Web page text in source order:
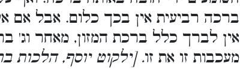
ברכה רביעית אין בכך כלום. אבל אם
אין לברך כלל ברכת המזון, מאחר וג'
מעכבות זו את זו. [ילקוט יוסף, הלכות